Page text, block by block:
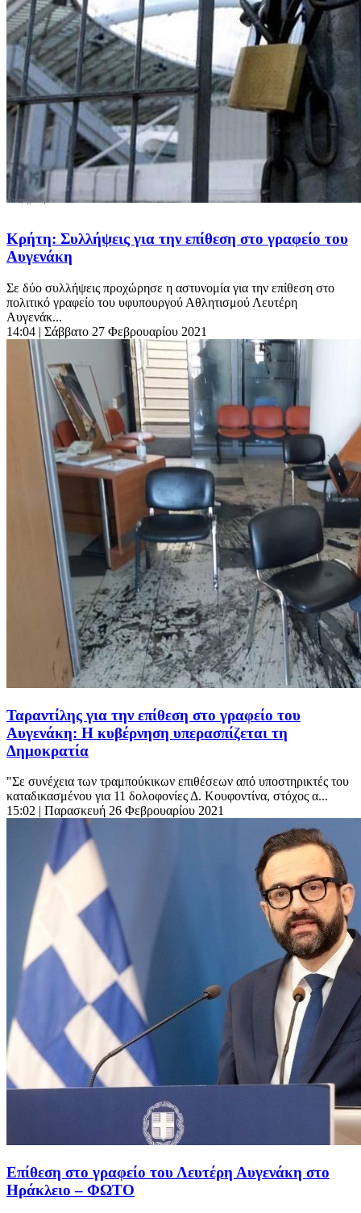
Κρήτη: Συλλήψεις για την επίθεση στο γραφείο του
Αυγενάκη
Σε δύο συλλήψεις προχώρησε η αστυνομία για την επίθεση στο
πολιτικό γραφείο του υφυπουργού Αθλητισμού Λευτέρη
Αυγενάκ...
14:04 | Σάββατο 27 Φεβρουαρίου 2021
Ταραντίλης για την επίθεση στο γραφείο του
Αυγενάκη: Η κυβέρνηση υπερασπίζεται τη
Δημοκρατία
"Σε συνέχεια των τραμπούκικων επιθέσεων από υποστηρικτές του
καταδικασμένου για 11 δολοφονίες Δ. Κουφοντίνα, στόχος α...
15:02 | Παρασκευή 26 Φεβρουαρίου 2021
Επίθεση στο γραφείο του Λευτέρη Αυγενάκη στο
Ηράκλειο – ΦΩΤΟ